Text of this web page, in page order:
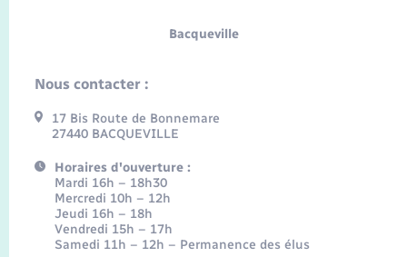
Bacqueville
Nous contacter :
17 Bis Route de Bonnemare
27440 BACQUEVILLE
Horaires d'ouverture :
Mardi 16h – 18h30
Mercredi 10h – 12h
Jeudi 16h – 18h
Vendredi 15h – 17h
Samedi 11h – 12h – Permanence des élus